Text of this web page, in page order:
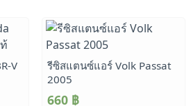
V
รีซิสแตนซ์แอร์ Volk Passat
2005
660 ฿